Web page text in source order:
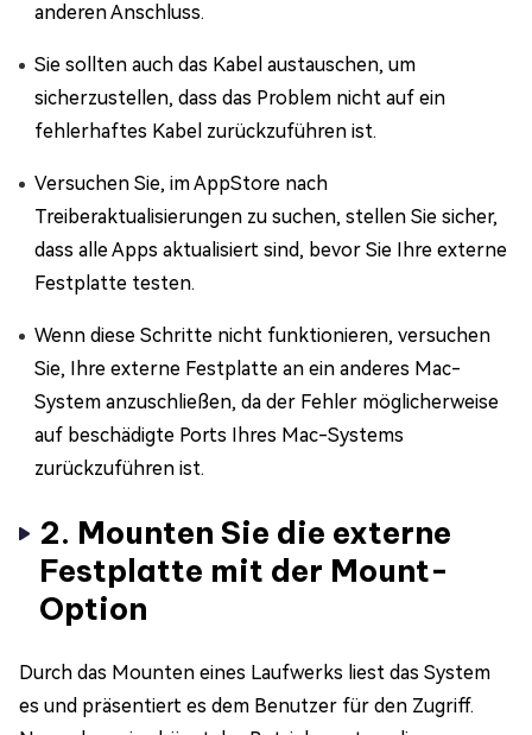
anderen Anschluss.
Sie sollten auch das Kabel austauschen, um
sicherzustellen, dass das Problem nicht auf ein
fehlerhaftes Kabel zurückzuführen ist.
Versuchen Sie, im AppStore nach
Treiberaktualisierungen zu suchen, stellen Sie sicher,
dass alle Apps aktualisiert sind, bevor Sie Ihre externe
Festplatte testen.
Wenn diese Schritte nicht funktionieren, versuchen
Sie, Ihre externe Festplatte an ein anderes Mac-
System anzuschließen, da der Fehler möglicherweise
auf beschädigte Ports Ihres Mac-Systems
zurückzuführen ist.
2. Mounten Sie die externe
Festplatte mit der Mount-
Option
Durch das Mounten eines Laufwerks liest das System
es und präsentiert es dem Benutzer für den Zugriff.